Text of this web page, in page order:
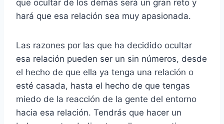
que ocultar de los demás será un gran reto y
hará que esa relación sea muy apasionada.
Las razones por las que ha decidido ocultar
esa relación pueden ser un sin números, desde
el hecho de que ella ya tenga una relación o
esté casada, hasta el hecho de que tengas
miedo de la reacción de la gente del entorno
hacia esa relación. Tendrás que hacer un